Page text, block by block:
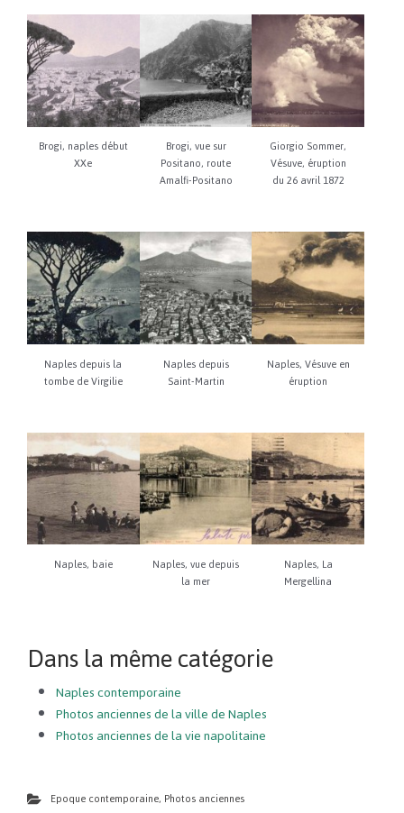
Brogi, naples début
XXe
Brogi, vue sur
Positano, route
Amalfi-Positano
Giorgio Sommer,
Vésuve, éruption
du 26 avril 1872
Naples depuis la
tombe de Virgilie
Naples depuis
Saint-Martin
Naples, Vésuve en
éruption
Naples, baie
Naples, vue depuis
la mer
Naples, La
Mergellina
Dans la même catégorie
Naples contemporaine
Photos anciennes de la ville de Naples
Photos anciennes de la vie napolitaine
Epoque contemporaine, Photos anciennes